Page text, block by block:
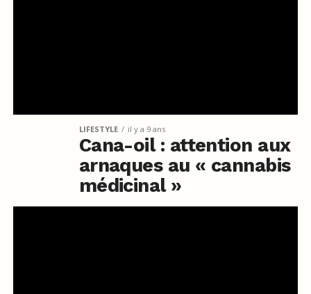
LIFESTYLE il y a 9 ans
Cana-oil : attention aux
arnaques au « cannabis
médicinal »